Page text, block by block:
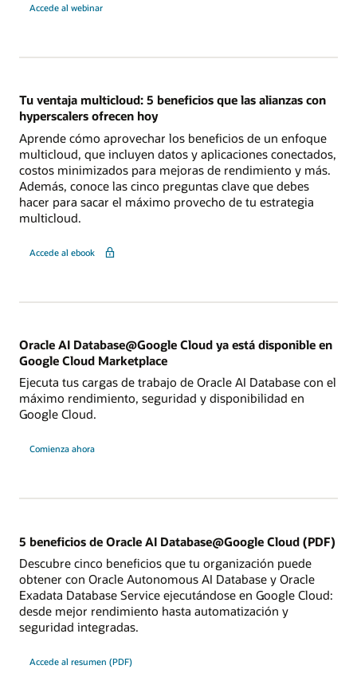
Accede al webinar
obtener
Oracle
Tu ventaja multicloud: 5 beneficios que las alianzas con
hyperscalers ofrecen hoy
Aprende cómo aprovechar los beneficios de un enfoque
multicloud, que incluyen datos y aplicaciones conectados,
costos minimizados para mejoras de rendimiento y más.
Además, conoce las cinco preguntas clave que debes
hacer para sacar el máximo provecho de tu estrategia
multicloud.
Accede al ebook
Oracle AI Database@Google Cloud ya está disponible en
Google Cloud Marketplace
Ejecuta tus cargas de trabajo de Oracle AI Database con el
máximo rendimiento, seguridad y disponibilidad en
Google Cloud.
Comienza ahora
5 beneficios de Oracle AI Database@Google Cloud (PDF)
Descubre cinco beneficios que tu organización puede
obtener con Oracle Autonomous AI Database y Oracle
Exadata Database Service ejecutándose en Google Cloud:
desde mejor rendimiento hasta automatización y
seguridad integradas.
Accede al resumen (PDF)